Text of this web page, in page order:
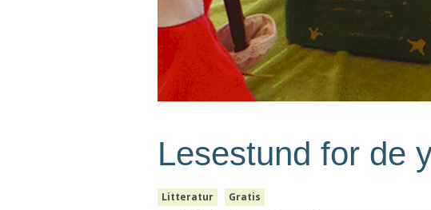
Lesestund for de
Litteratur Gratis